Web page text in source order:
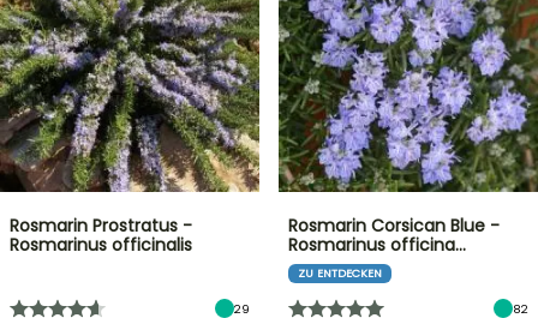
Rosmarin Prostratus -
Rosmarinus officinalis
29
Rosmarin Corsican Blue -
Rosmarinus officina…
ZU ENTDECKEN
82